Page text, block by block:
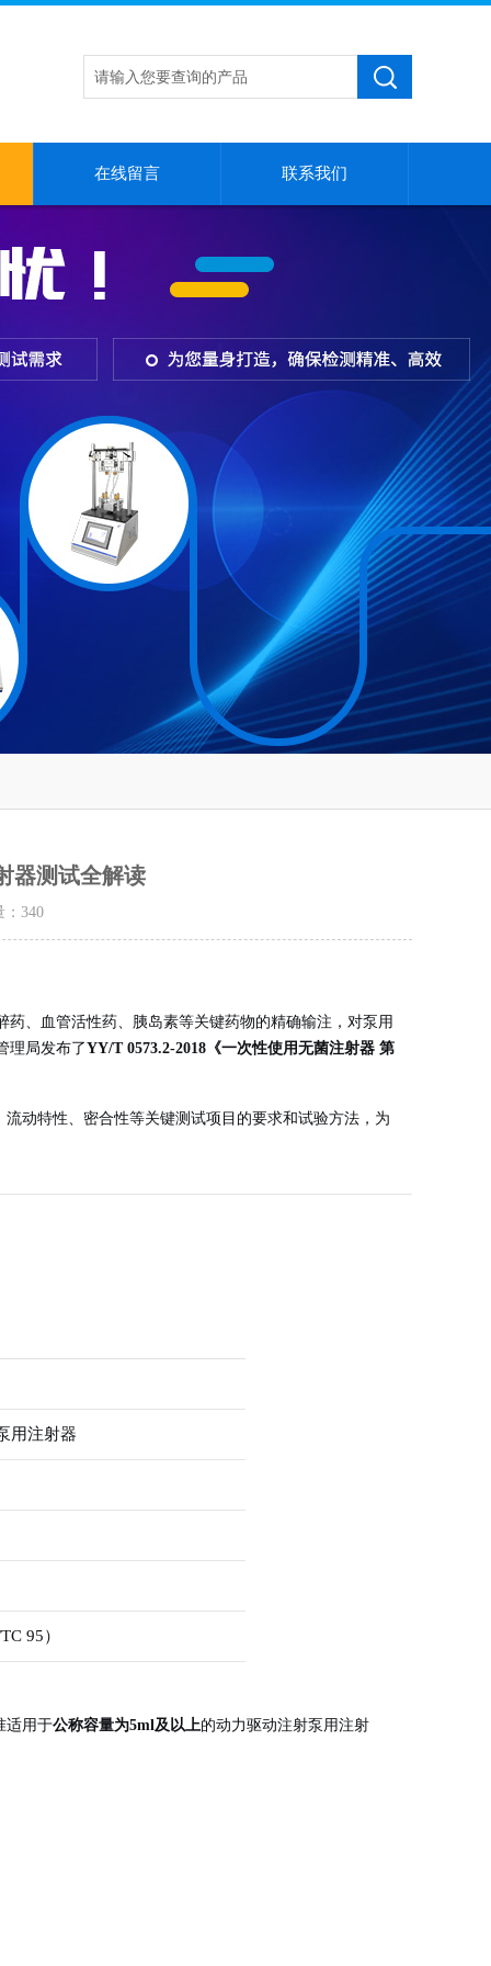
在线留言 联系我们
器测试全解读
340
、血管活性药、胰岛素等关键药物的精确输注，对泵用
理局发布了YY/T 0573.2-2018《一次性使用无菌注射器 第
动特性、密合性等关键测试项目的要求和试验方法，为
用注射器
95）
适用于公称容量为5ml及以上的动力驱动注射泵用注射